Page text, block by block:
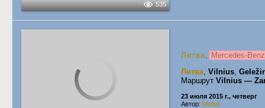
535
Литва, Mercedes-
Литва, Vilnius,
Маршрут Vilnius —
23 июля 2015 г., четверг
Автор: Mettal